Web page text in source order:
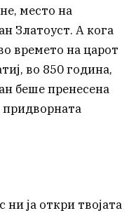
место на
Златоуст. А кога
времето на царот
во 850 година,
беше пренесена
ја откри твојата